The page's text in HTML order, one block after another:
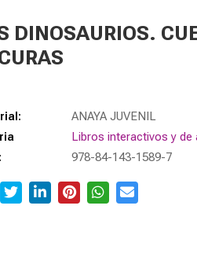
DINOSAURIOS.
ANAYA JUVENIL
Libros interactivos y de
978-84-143-1589-7